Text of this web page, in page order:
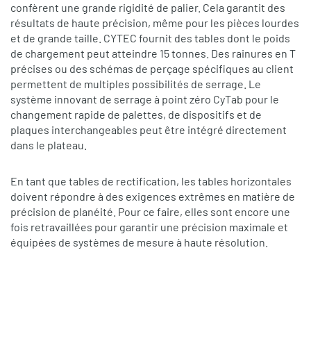
confèrent une grande rigidité de palier. Cela garantit des
résultats de haute précision, même pour les pièces lourdes
et de grande taille. CYTEC fournit des tables dont le poids
de chargement peut atteindre 15 tonnes. Des rainures en T
précises ou des schémas de perçage spécifiques au client
permettent de multiples possibilités de serrage. Le
système innovant de serrage à point zéro CyTab pour le
changement rapide de palettes, de dispositifs et de
plaques interchangeables peut être intégré directement
dans le plateau.
En tant que tables de rectification, les tables horizontales
doivent répondre à des exigences extrêmes en matière de
précision de planéité. Pour ce faire, elles sont encore une
fois retravaillées pour garantir une précision maximale et
équipées de systèmes de mesure à haute résolution.